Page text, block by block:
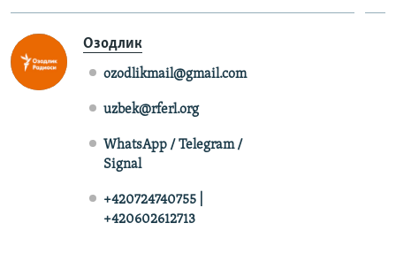
Озодлик
ozodlikmail@gmail.com
uzbek@rferl.org
WhatsApp / Telegram /
Signal
+420724740755 |
+420602612713